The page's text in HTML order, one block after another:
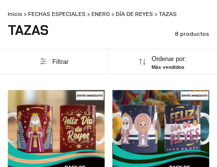
Inicio > FECHAS ESPECIALES > ENERO > DÍA DE REYES > TAZAS
TAZAS 8 productos
Filtrar Ordenar por:
Más vendidos